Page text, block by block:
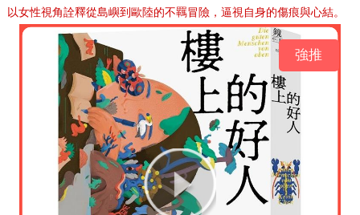
以女性視角詮釋從島嶼到歐陸的不羈冒險，逼視自身的傷痕與心結。
強推